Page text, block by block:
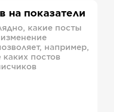
на показатели
какие посты
например,
каких постов